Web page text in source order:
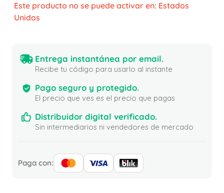
Este producto no se puede activar en: Estados
Unidos
Entrega instantánea por email.
Recibe tu código para usarlo al instante
Pago seguro y protegido.
El precio que ves es el precio que pagas
Distribuidor digital verificado.
Sin intermediarios ni vendedores de mercado
Paga con: